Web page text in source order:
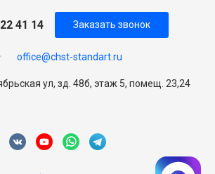
41 14
office@chst-standart.ru
Заказать звонок
ул, зд. 48б, этаж 5, помещ. 23,24